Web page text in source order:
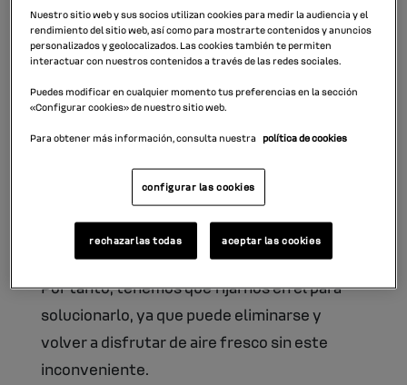
En la conducción en verano sucede con
frecuencia la incómoda situación de
mal olorbastante desagradable.
del exterior ni implica que esté entrando aire
de fuera, sino que se genera en el propio
sistema de aire acondicionado.
Por tanto, tenemos que fijarnos en él para
solucionarlo, ya que puede eliminarse y
volver a disfrutar de aire fresco sin este
inconveniente.
Nuestro sitio web y sus socios utilizan cookies para medir la audiencia y el
rendimiento del sitio web, así como para mostrarte contenidos y anuncios
personalizados y geolocalizados. Las cookies también te permiten
interactuar con nuestros contenidos a través de las redes sociales.
Puedes modificar en cualquier momento tus preferencias en la sección
«Configurar cookies» de nuestro sitio web.
Para obtener más información, consulta nuestra política de cookies
configurar las cookies
rechazarlas todas aceptar las cookies